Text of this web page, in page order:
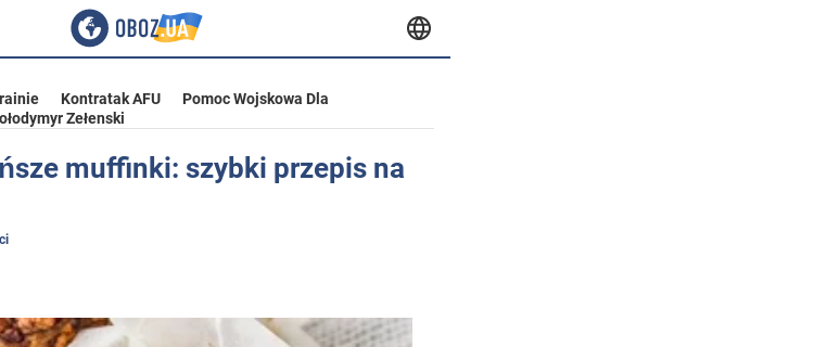
Kontratak AFU
Pomoc Wojskowa Dla
Zełenski
muffinki: szybki przepis na